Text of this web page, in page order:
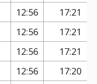
12:56
17:21
12:56
17:21
12:56
17:21
12:56 17:20